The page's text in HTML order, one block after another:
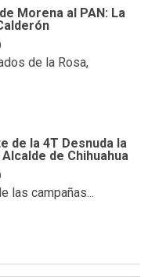
Morena al PAN: La
de la Rosa,
de la 4T Desnuda la
de Chihuahua
las campañas...